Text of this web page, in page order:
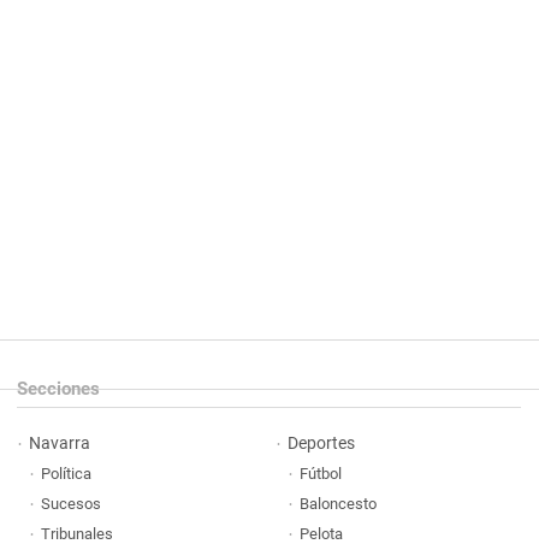
Secciones
Navarra
Política
Sucesos
Tribunales
Deportes
Fútbol
Baloncesto
Pelota